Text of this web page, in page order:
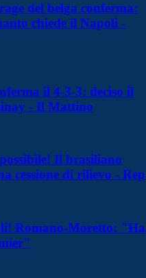
del belga conferma:
chiede il Napoli -
il 4-3-3: deciso il
- Il Mattino
Il brasiliano
cessione di rilievo - Rep
Romano-Moretto: "Ha